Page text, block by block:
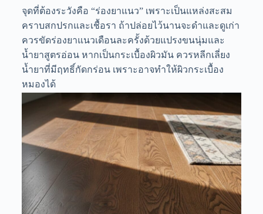
จุดที่ต้องระวังคือ “ร่องยาแนว” เพราะเป็นแหล่งสะสม
คราบสกปรกและเชื้อรา ถ้าปล่อยไว้นานจะดำและดูเก่า
ควรขัดร่องยาแนวเดือนละครั้งด้วยแปรงขนนุ่มและ
น้ำยาสูตรอ่อน หากเป็นกระเบื้องผิวมัน ควรหลีกเลี่ยง
น้ำยาที่มีฤทธิ์กัดกร่อน เพราะอาจทำให้ผิวกระเบื้อง
หมองได้